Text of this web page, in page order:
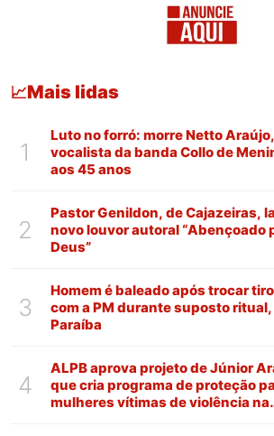
📈Mais lidas
1
Luto no forró: morre Netto Araújo,
vocalista da banda Collo de
aos 45 anos
2
Pastor Genildon, de Cajazeiras,
novo louvor autoral “Abençoado
Deus”
3
Homem é baleado após trocar
com a PM durante suposto ritual,
Paraíba
4
ALPB aprova projeto de Júnior
que cria programa de proteção
mulheres vítimas de violência na